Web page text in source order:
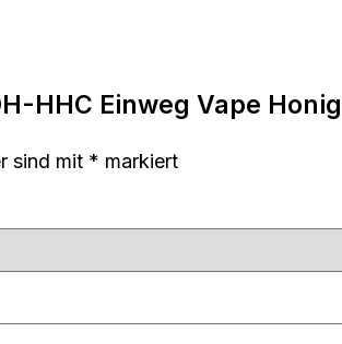
HHC Einweg Vape
sind mit * markiert